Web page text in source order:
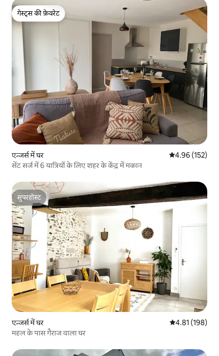
गेस्ट्स की फ़ेवरेट
गेस्ट्स की फ़ेवरेट
एन्जर्स में घर औसत रेटिंग 5 में से
4.96 (152)
सेंट सर्ज में 6 यात्रियों के लिए शहर के केंद्र में मकान
सुपरहोस्ट
सुपरहोस्ट
एन्जर्स में घर औसत रेटिंग 5 में से
4.81 (198)
महल के पास गैराज वाला घर